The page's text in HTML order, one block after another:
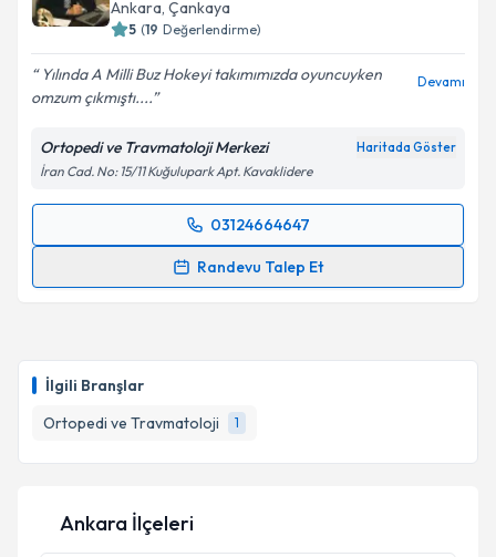
İlgili Branşlar
Ortopedi ve Travmatoloji
1
Kişisel verilerimin işlenmesine ilişkin
kapsamda işlenmesini kabul ediyorum.
Takvim Talebini Gönder
Ankara, Çankaya
5 (19 Değerlendirme)
Yılında A Milli Buz Hokeyi takımımızda oyuncuyken
omzum çıkmıştı....
Devamı
Ortopedi ve Travmatoloji Merkezi Haritada Göster
İran Cad. No: 15/11 Kuğulupark Apt. Kavaklidere
03124664647
Randevu Talep Et
Randevu Takvimi Talebi
bilgilendireceğiz.
E-posta Adresiniz
Kişisel verilerimin işlenmesine ilişkin
Metni'ni okudum ve kişisel verilerimin belirtilen
Ankara İlçeleri